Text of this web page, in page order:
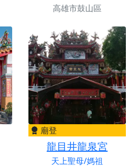
高雄市鼓山區
廟登
龍目井龍泉宮
天上聖母/媽祖